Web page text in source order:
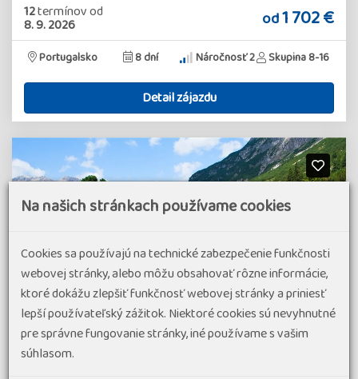
12termínovod
8. 9. 2026 od1 702 €
Portugalsko 8 dní Náročnosť 2 Skupina 8-16
Detail zájazdu
Na našich stránkach používame cookies
Cookies sa používajú na technické zabezpečenie funkčnosti
webovej stránky, alebo môžu obsahovať rôzne informácie,
ktoré dokážu zlepšiť funkčnosť webovej stránky a priniesť
lepší používateľský zážitok. Niektoré cookies sú nevyhnutné
pre správne fungovanie stránky, iné používame s vašim
súhlasom.